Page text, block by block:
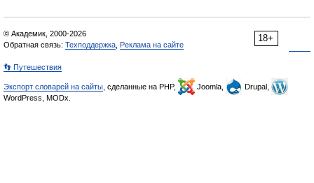
18+
© Академик, 2000-2026
Обратная связь: Техподдержка Реклама на сайте
👣 Путешествия
Экспорт словарей на сайты , сделанные на PHP, Joomla,
Drupal,
WordPress, MODx.